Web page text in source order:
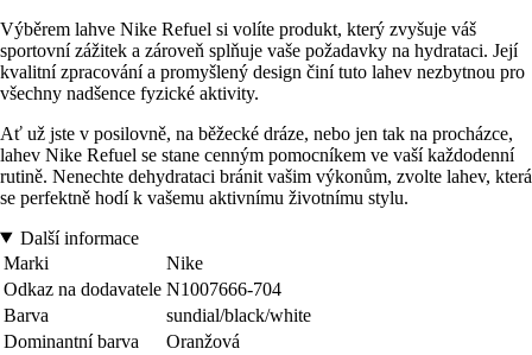
Výběrem lahve Nike Refuel si volíte produkt, který zvyšuje váš
sportovní zážitek a zároveň splňuje vaše požadavky na hydrataci. Její
kvalitní zpracování a promyšlený design činí tuto lahev nezbytnou pro
všechny nadšence fyzické aktivity.
Ať už jste v posilovně, na běžecké dráze, nebo jen tak na procházce,
lahev Nike Refuel se stane cenným pomocníkem ve vaší každodenní
rutině. Nenechte dehydrataci bránit vašim výkonům, zvolte lahev, která
se perfektně hodí k vašemu aktivnímu životnímu stylu.
Další informace
Marki
Nike
Odkaz na dodavatele N1007666-704
Barva
sundial/black/white
Dominantní barva
Oranžová